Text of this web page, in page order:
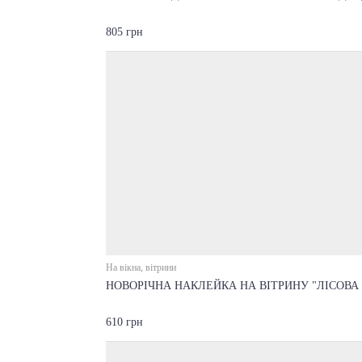
805 грн
На вікна, вітрини
НОВОРІЧНА НАКЛЕЙКА НА ВІТРИНУ "ЛІСОВА
610 грн